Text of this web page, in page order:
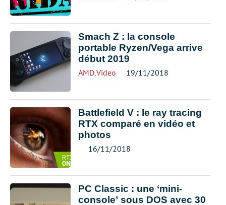
Smach Z : la console
portable Ryzen/Vega arrive
début 2019
AMD,Video 19/11/2018
Battlefield V : le ray tracing
RTX comparé en vidéo et
photos
16/11/2018
PC Classic : une ‘mini-
console’ sous DOS avec 30